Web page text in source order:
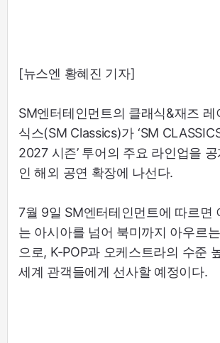
[뉴스엔 황혜진 기자]
SM엔터테인먼트의 클래식&재즈 레
식스(SM Classics)가 ‘SM
2027 시즌’ 투어의 주요 라인업을
인 해외 공연 확장에 나선다.
7월 9일 SM엔터테인먼트에 따르면
는 아시아를 넘어 북미까지 아우르
으로, K-POP과 오케스트라의 수준
세계 관객들에게 선사할 예정이다.